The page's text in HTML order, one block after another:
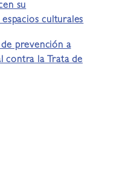
su
culturales
prevención a
contra la Trata de